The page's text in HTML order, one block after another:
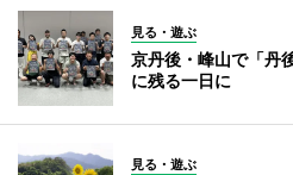
見る・遊ぶ
京丹後・峰山で「丹
に残る一日に
見る・遊ぶ